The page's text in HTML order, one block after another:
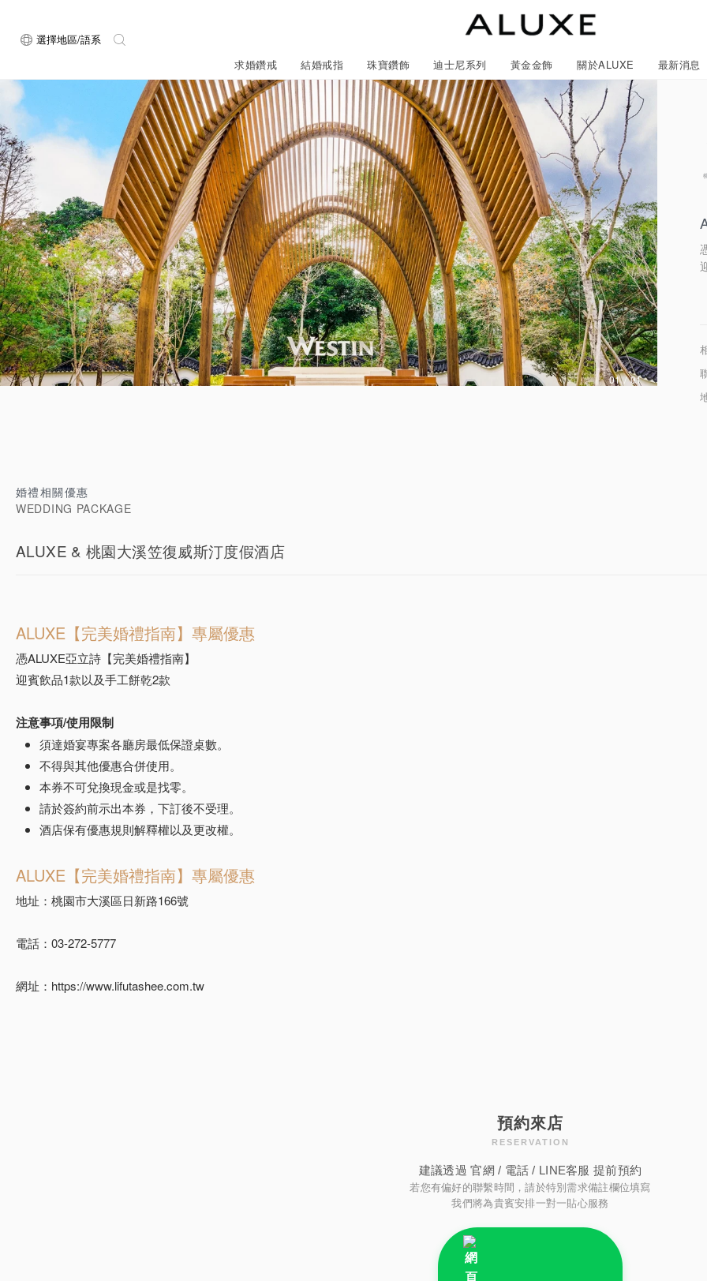
選擇地區/語系
求婚鑽戒
結婚戒指 珠寶鑽飾 迪士尼系列 黃金金飾 關於ALUXE 最新消息
設計你的專屬鑽戒 經典單鑽 靈動曲線 閃爍排鑽
ALL 求婚鑽戒 迪士尼系列鑽戒 ROSÉ My Love 系列 戀人系列 日本系列
ALUXE All 結婚對戒 acredo 客製化戒指 戀人
ALL 結婚戒指 Nature 系列 初綻系列 日本系列
GIA鑽石項鍊 GIA鑽石耳環 時尚項鍊 浪漫耳環
ALL 珠寶鑽飾 CareBears 系列 ROSÉ My Love 系列
小熊維尼系列 冰雪奇緣系列 經典米奇系列
ALL 迪士尼系列
黃金戒指 黃金耳環 黃金手鍊/手鐲
ALL 黃金金飾 結婚套組
關於ALUXE
顧客好評
專屬刻印
品牌介紹
創辦故事
品牌使命
售後服務
門市一覽
知識中心
訂製戒指
品牌介紹 服務體驗
最新消息
限時優惠
鑽戒租借
媒體報導
婚禮優惠
新品上市 限時優惠
形狀
圓形
公主方形
心形
枕形
橢圓形
祖母綠形
梨形
雷地恩形
馬眼形
彩鑽
天然鑽石
培育鑽石
研選鑽石
ALUXE嚴選鑽石
鑽石知識4C
GIA鑽石價格查詢
01 / 01
婚禮相關優惠
WEDDING PACKAGE
ALUXE & 桃園大溪笠復威斯汀度假酒店
ALUXE【完美婚禮指南】專屬優惠
憑ALUXE亞立詩【完美婚禮指南】
迎賓飲品1款以及手工餅乾2款
注意事項/使用限制
須達婚宴專案各廳房最低保證桌數。
不得與其他優惠合併使用。
本券不可兌換現金或是找零。
請於簽約前示出本券，下訂後不受理。
酒店保有優惠規則解釋權以及更改權。
ALUXE【完美婚禮指南】專屬優惠
地址：桃園市大溪區日新路166號
電話：03-272-5777
網址：https://www.lifutashee.com.tw
預約來店
RESERVATION
建議透過 官網 / 電話 / LINE客服 提前預約
若您有偏好的聯繫時間，請於特別需求備註欄位填寫
我們將為貴賓安排一對一貼心服務